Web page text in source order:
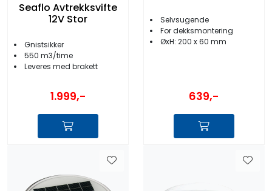
Seaflo Avtrekksvifte
12V Stor
Gnistsikker
550 m3/time
Leveres med brakett
1.999,-
Selvsugende
For dekksmontering
ØxH: 200 x 60 mm
639,-